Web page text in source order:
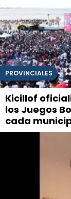
PROVINCIALES
Kicillof
los Juegos
cada